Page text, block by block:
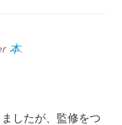
本.
したが、監修をつ